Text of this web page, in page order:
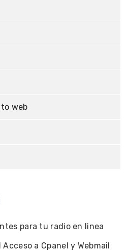
web
para tu radio en linea
a Cpanel y Webmail